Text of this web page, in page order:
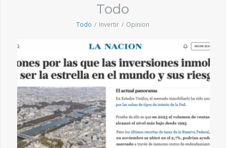
Todo
Todo / Invertir / Opinion